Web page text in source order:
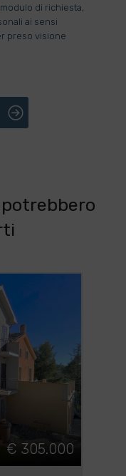
di richiesta,
ai sensi
preso visione
€ 305.000